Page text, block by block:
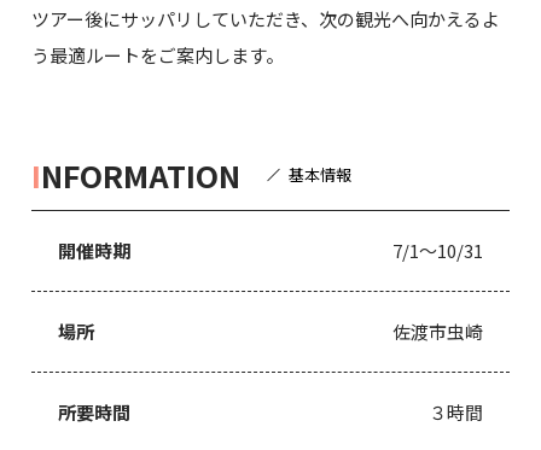
ツアー後にサッパリしていただき、次の観光へ向かえるよ
う最適ルートをご案内します。
INFORMATION 基本情報
開催時期 7/1〜10/31
場所 佐渡市虫崎
所要時間 ３時間